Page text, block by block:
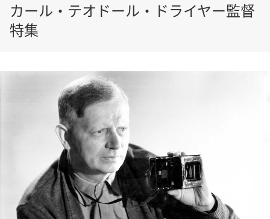
カール・テオドール・ドライヤー監督
特集